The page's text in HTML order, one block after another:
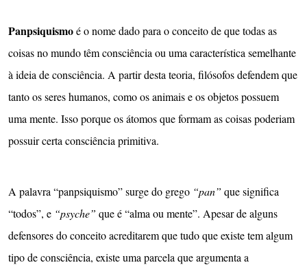
Panpsiquismoé o nome dado para o conceito de que todas as
coisas no mundo têm consciência ou uma característica semelhante
à ideia de consciência. A partir desta teoria, filósofos defendem que
tanto os seres humanos, como os animais e os objetos possuem
uma mente. Isso porque os átomos que formam as coisas poderiam
possuir certa consciência primitiva.
A palavra “panpsiquismo” surge do grego “pan” que significa
“todos”, e “psyche” que é “alma ou mente”. Apesar de alguns
defensores do conceito acreditarem que tudo que existe tem algum
tipo de consciência, existe uma parcela que argumenta a